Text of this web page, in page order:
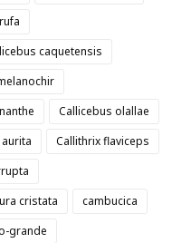
caquetensis
Callicebus olallae
Callithrix flaviceps
cristata
cambucica
grande